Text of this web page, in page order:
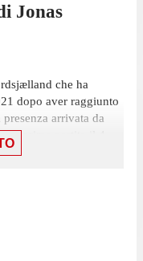
Jonas
che ha
dopo aver raggiunto
arrivata da
prima partita il 4
2-0 contro AGF, in cui